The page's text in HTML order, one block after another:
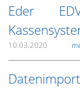
Eder
10.03.2020